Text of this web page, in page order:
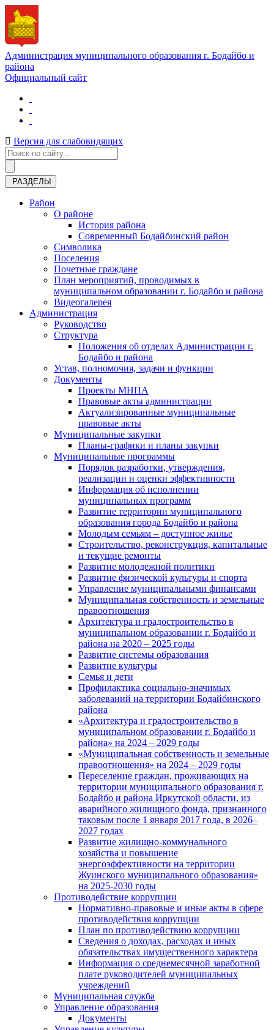
Администрация муниципального образования г. Бодайбо и
района
Официальный сайт
Версия для слабовидящих
РАЗДЕЛЫ
Район
О районе
История района
Современный Бодайбинский район
Символика
Поселения
Почетные граждане
План мероприятий, проводимых в
муниципальном образовании г. Бодайбо и района
Видеогалерея
Администрация
Руководство
Структура
Положения об отделах Администрации г.
Бодайбо и района
Устав, полномочия, задачи и функции
Документы
Проекты МНПА
Правовые акты администрации
Актуализированные муниципальные
правовые акты
Муниципальные закупки
Планы-графики и планы закупки
Муниципальные программы
Порядок разработки, утверждения,
реализации и оценки эффективности
Информация об исполнении
муниципальных программ
Развитие территории муниципального
образования города Бодайбо и района
Молодым семьям – доступное жилье
Строительство, реконструкция, капитальные
и текущие ремонты
Развитие молодежной политики
Развитие физической культуры и спорта
Управление муниципальными финансами
Муниципальная собственность и земельные
правоотношения
Архитектура и градостроительство в
муниципальном образовании г. Бодайбо и
района на 2020 – 2025 годы
Развитие системы образования
Развитие культуры
Семья и дети
Профилактика социально-значимых
заболеваний на территории Бодайбинского
района
«Архитектура и градостроительство в
муниципальном образовании г. Бодайбо и
района» на 2024 – 2029 годы
«Муниципальная собственность и земельные
правоотношения» на 2024 – 2029 годы
Переселение граждан, проживающих на
территории муниципального образования г.
Бодайбо и района Иркутской области, из
аварийного жилищного фонда, признанного
таковым после 1 января 2017 года, в 2026–
2027 годах
Развитие жилищно-коммунального
хозяйства и повышение
энергоэффективности на территории
Жуинского муниципального образования»
на 2025-2030 годы
Противодействие коррупции
Нормативно-правовые и иные акты в сфере
противодействия коррупции
План по противодействию коррупции
Сведения о доходах, расходах и иных
обязательствах имущественного характера
Информация о среднемесячной заработной
плате руководителей муниципальных
учреждений
Муниципальная служба
Управление образования
Документы